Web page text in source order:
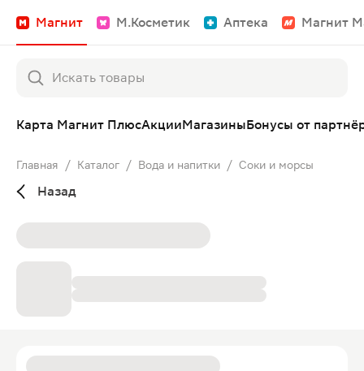
Магнит М.Косметик Аптека Магнит
Карта Магнит ПлюсАкцииМагазиныБонусы от
Главная / Каталог / Вода и напитки / Соки и морсы
Назад